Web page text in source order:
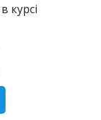
курсі